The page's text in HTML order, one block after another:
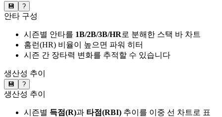
💾 ?
안타 구성
시즌별 안타를 1B/2B/3B/HR로 분해한 스택 바 차트
홈런(HR) 비율이 높으면 파워 히터
시즌 간 장타력 변화를 추적할 수 있습니다
생산성 추이
💾 ?
생산성 추이
시즌별 득점(R)과 타점(RBI) 추이를 이중 선 차트로 표